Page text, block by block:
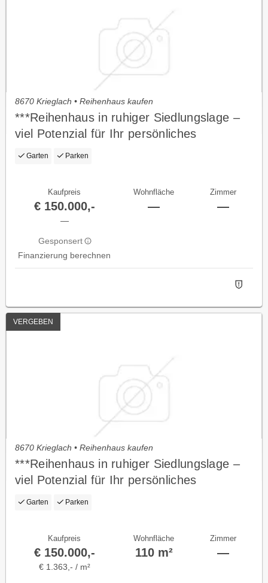
8670 Krieglach • Reihenhaus kaufen
***Reihenhaus in ruhiger Siedlungslage –
viel Potenzial für Ihr persönliches
Traumzuhause***
Garten Parken
Kaufpreis
€ 150.000,-
—
Gesponsert
Finanzierung berechnen
Wohnfläche
—
Zimmer
—
VERGEBEN
8670 Krieglach • Reihenhaus kaufen
***Reihenhaus in ruhiger Siedlungslage –
viel Potenzial für Ihr persönliches
Traumzuhause***
Garten Parken
Kaufpreis
€ 150.000,-
€ 1.363,- / m²
Wohnfläche
110 m²
Zimmer
—